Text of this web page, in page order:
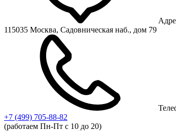
115035 Москва, Садовническая наб., дом 79
+7 (499) 705-88-82
(работаем Пн-Пт с 10 до 20)